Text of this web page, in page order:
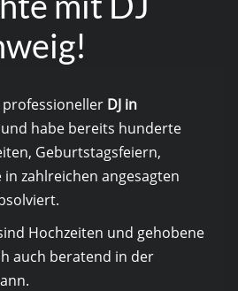
professioneller DJ in
habe bereits hunderte
Geburtstagsfeiern,
zahlreichen angesagten
Hochzeiten und gehobene
auch beratend in der